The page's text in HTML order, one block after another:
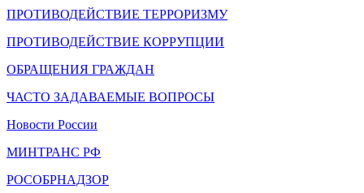
ПРОТИВОДЕЙСТВИЕ ТЕРРОРИЗМУ
ПРОТИВОДЕЙСТВИЕ КОРРУПЦИИ
ОБРАЩЕНИЯ ГРАЖДАН
ЧАСТО ЗАДАВАЕМЫЕ ВОПРОСЫ
Новости России
МИНТРАНС РФ
РОСОБРНАДЗОР